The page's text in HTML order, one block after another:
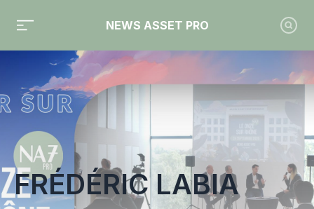
NEWS ASSET PRO
Toute l'actualité sur le tag "Frédéric Labia"
FRÉDÉRIC LABIA